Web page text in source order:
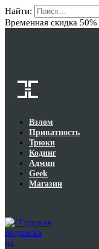
Найти:
Временная скидка 50%
Взлом
Приватность
Трюки
Кодинг
Админ
Geek
Магазин
Годовая
подписка
на